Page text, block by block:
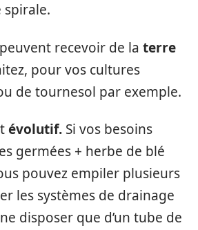
recevoir de la terre
pour vos cultures
de tournesol par exemple.
évolutif. Si vos besoins
germées + herbe de blé
pouvez empiler plusieurs
les systèmes de drainage
disposer que d’un tube de